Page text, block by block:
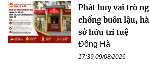
Phát huy vai trò
chống buôn lậu,
sở hữu trí tuệ
Đông Hà
17:39 09/08/2026